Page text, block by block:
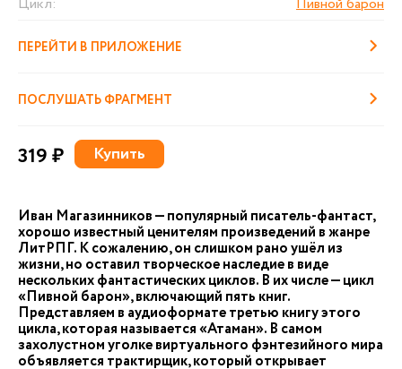
ПЕРЕЙТИ В ПРИЛОЖЕНИЕ
ПОСЛУШАТЬ ФРАГМЕНТ
319 ₽ Купить
Иван Магазинников — популярный писатель-фантаст,
хорошо известный ценителям произведений в жанре
ЛитРПГ. К сожалению, он слишком рано ушёл из
жизни, но оставил творческое наследие в виде
нескольких фантастических циклов. В их числе — цикл
«Пивной барон», включающий пять книг.
Представляем в аудиоформате третью книгу этого
цикла, которая называется «Атаман». В самом
захолустном уголке виртуального фэнтезийного мира
объявляется трактирщик, который открывает